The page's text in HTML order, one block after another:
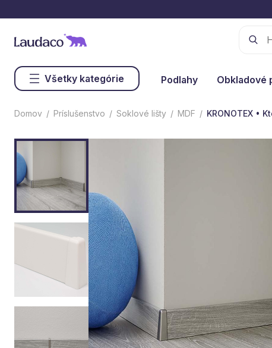
Všetky kategórie Podlahy Obkladové
Domov Príslušenstvo Soklové lišty MDF KRONOTEX •